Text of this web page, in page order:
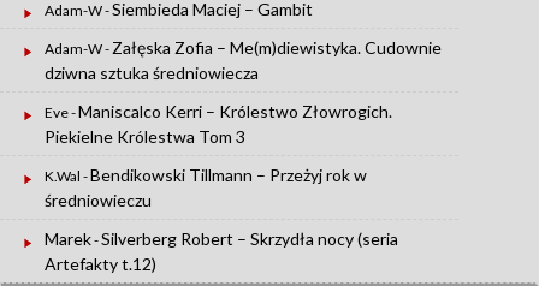
Adam-W-Siembieda Maciej – Gambit
Adam-W- Załęska Zofia – Me(m)diewistyka. Cudownie
dziwna sztuka średniowiecza
Eve-Maniscalco Kerri – Królestwo Złowrogich.
Piekielne Królestwa Tom 3
K.Wal -Bendikowski Tillmann – Przeżyj rok w
średniowieczu
Marek-Silverberg Robert – Skrzydła nocy (seria
Artefakty t.12)